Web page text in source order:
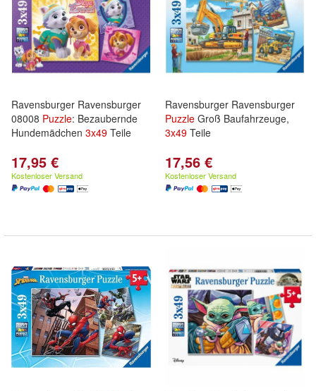
Ravensburger Ravensburger
08008 Puzzle: Bezaubernde
Hundemädchen 3x49 Teile
17,95 €
Kostenloser Versand
Ravensburger Ravensburger
Puzzle Groß Baufahrzeuge,
3x49 Teile
17,56 €
Kostenloser Versand